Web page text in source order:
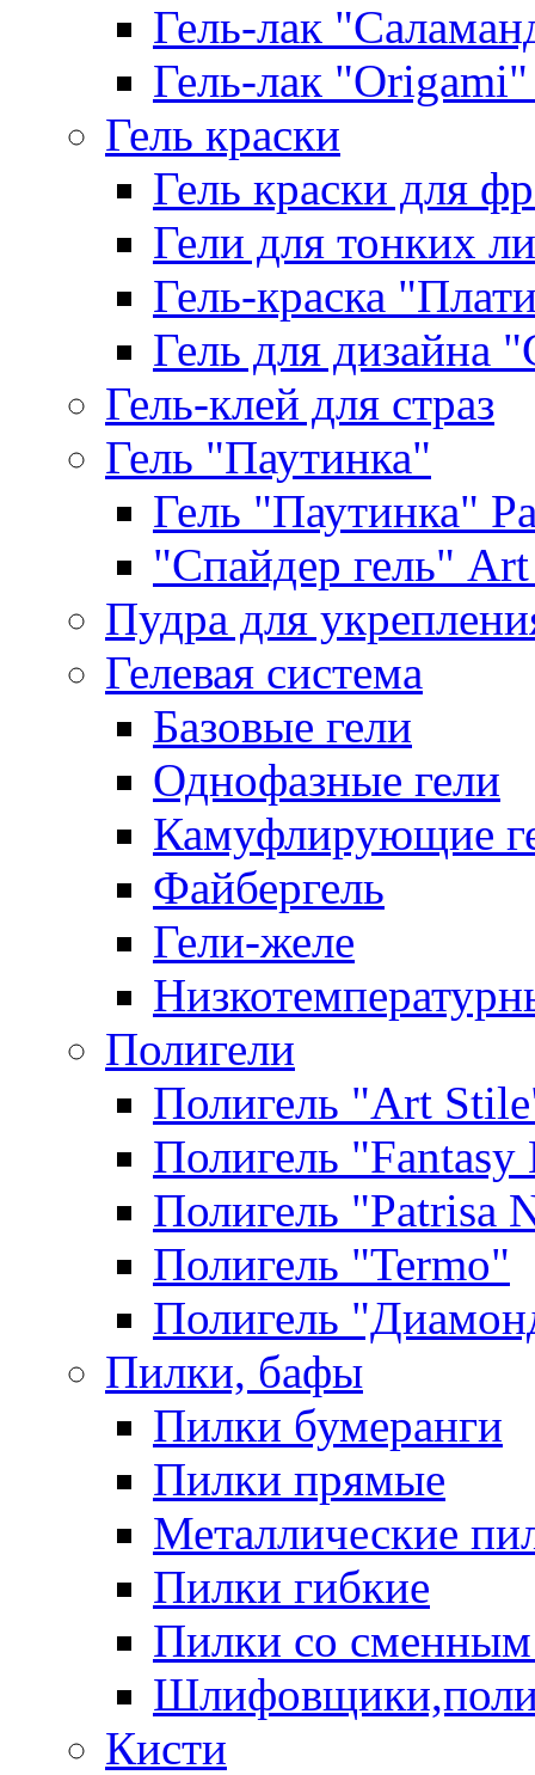
Гель-лак
Гель-лак
Гель краски
Гель краски для
Гели для тонких
Гель-краска
Гель для дизайна
Гель-клей для страз
Гель "Паутинка"
Гель "Паутинка"
"Спайдер гель"
Пудра для
Гелевая система
Базовые гели
Однофазные гели
Камуфлирующие
Файбергель
Гели-желе
Полигели
Полигель "Art
Полигель
Полигель "Patrisa
Полигель "Termo"
Полигель
Пилки, бафы
Пилки бумеранги
Пилки прямые
Металлические
Пилки гибкие
Пилки со сменным
Кисти